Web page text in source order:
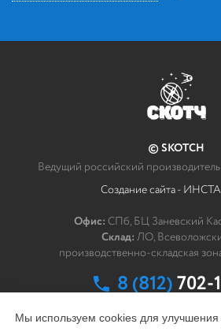
*
Как мы можем связаться с Вами?
© SKOTCH
Ведущий российский
Создание сайта -
Офис: СПб, БЦ Заневский
Склад: ЛО,
производственно-складская
8 (812) 702-
Мы используем cookies для улучшения